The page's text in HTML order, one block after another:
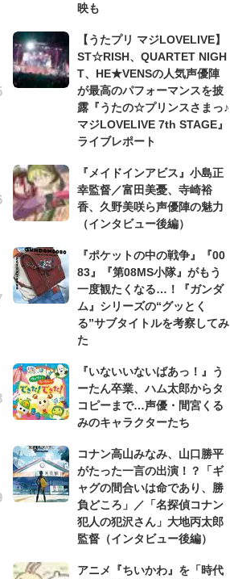
映も
【うたプリ マジLOVELIVE】
ST☆RISH、QUARTET NIGH
T、HE★VENSの人気声優陣
が最高のパフォーマンスを披
露『うたの☆プリンスさまっ♪
マジLOVELIVE 7th STAGE』
ライブレポート
『メイドインアビス』小島正
幸監督／富田美憂、寺崎裕
香、久野美咲ら声優陣の魅力
（インタビュー後編）
『ポケットの中の戦争』『00
83』『第08MS小隊』がもう
一度観たくなる…！『ガンダ
ム』シリーズの“グッとく
る”サブタイトルを考察してみ
た
『いないいないばあっ！』う
ーたん卒業、ハム太郎からタ
コピーまで…声優・間宮くる
みのキャラクターたち
コナン高山みなみ、山口勝平
がたった一言の出演！？「ギ
ャグの間合いは命であり、勝
負どころ」／「名探偵コナン
犯人の犯沢さん」大地丙太郎
監督（インタビュー後編）
アニメ『ちいかわ』を「時代